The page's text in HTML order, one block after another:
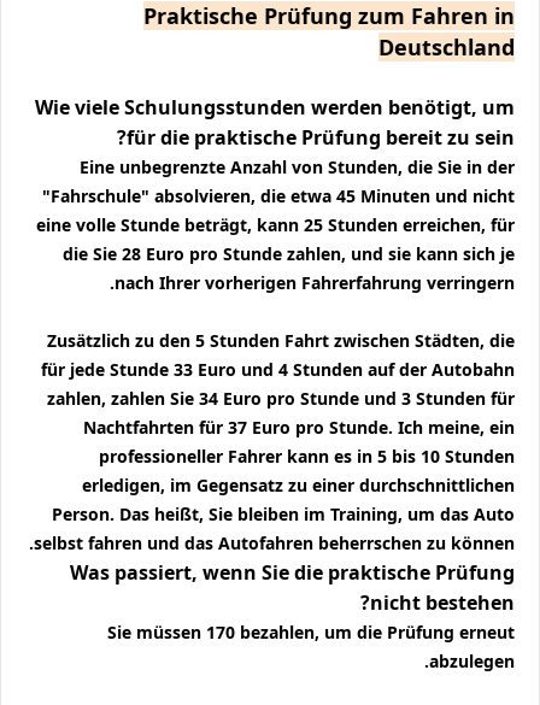
Praktische Prüfung zum Fahren in
Deutschland
Wie viele Schulungsstunden werden benötigt, um
für die praktische Prüfung bereit zu sein?
Eine unbegrenzte Anzahl von Stunden, die Sie in der
"Fahrschule" absolvieren, die etwa 45 Minuten und nicht
eine volle Stunde beträgt, kann 25 Stunden erreichen, für
die Sie 28 Euro pro Stunde zahlen, und sie kann sich je
nach Ihrer vorherigen Fahrerfahrung verringern.
Zusätzlich zu den 5 Stunden Fahrt zwischen Städten, die
für jede Stunde 33 Euro und 4 Stunden auf der Autobahn
zahlen, zahlen Sie 34 Euro pro Stunde und 3 Stunden für
Nachtfahrten für 37 Euro pro Stunde. Ich meine, ein
professioneller Fahrer kann es in 5 bis 10 Stunden
erledigen, im Gegensatz zu einer durchschnittlichen
Person. Das heißt, Sie bleiben im Training, um das Auto
selbst fahren und das Autofahren beherrschen zu können.
Was passiert, wenn Sie die praktische Prüfung
nicht bestehen?
Sie müssen 170 bezahlen, um die Prüfung erneut
abzulegen.